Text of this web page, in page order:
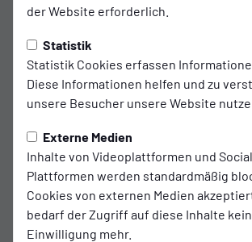
der Website erforderlich.
Statistik
Statistik Cookies erfassen
Diese Informationen helfen und zu
unsere Besucher unsere Website
Externe Medien
Inhalte von Videoplattformen und
Plattformen werden standardmäßig
Cookies von externen Medien
bedarf der Zugriff auf diese Inhalte
Einwilligung mehr.